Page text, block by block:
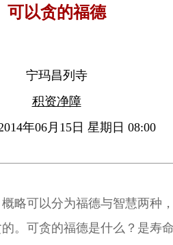
可以贪的福德
宁玛昌列寺
积资净障
年06月15日 星期日 08:00
略可以分为福德与智慧两种
。可贪的福德是什么？是寿